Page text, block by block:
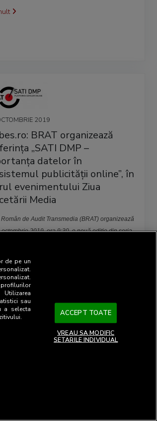
2019
BRAT organizează
„SATI DMP –
datelor în
publicității online”, în
evenimentului Ziua
Media
de Audit Transmedia (BRAT) organizează
octombrie 2019, ora 9:30, o nouă ediție din seria
Media
de pe un
profilurilor
Utilizarea
sau
a selecta
ACCEPT TOATE
VREAU SA MODIFIC
SETARILE INDIVIDUAL